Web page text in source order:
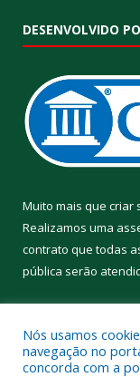
DESENVOLVIDO
Muito mais que criar
Realizamos uma
contrato que todas
pública serão
Nós usamos
navegação no
concorda com a